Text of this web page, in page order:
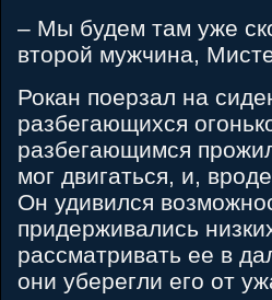
– Мы будем там уже
второй мужчина,
Рокан поерзал на
разбегающихся
разбегающимся
мог двигаться, и,
Он удивился
придерживались
рассматривать ее в
они уберегли его от